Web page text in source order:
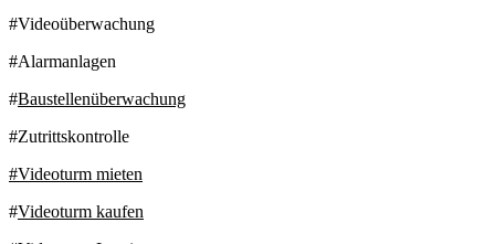
#Videoüberwachung
#Alarmanlagen
#Baustellenüberwachung
#Zutrittskontrolle
#Videoturm mieten
#Videoturm kaufen